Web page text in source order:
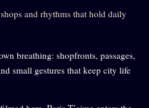
and rhythms that hold daily
breathing: shopfronts, passages,
small gestures that keep city life